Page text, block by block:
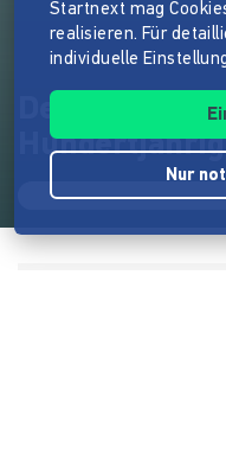
Der Kalender
Startnext mag
realisieren. Für
individuelle
Nur